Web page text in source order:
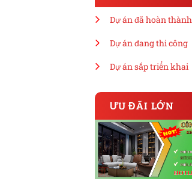
Dự án đã hoàn thành
Dự án đang thi công
Dự án sắp triển khai
ƯU ĐÃI LỚN